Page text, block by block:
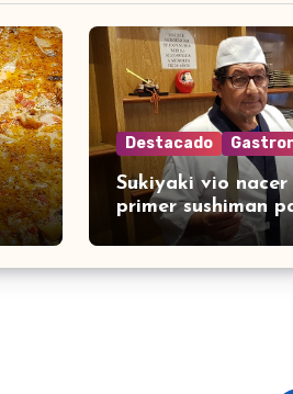
Destacado
Sukiyaki vio
primer sushiman